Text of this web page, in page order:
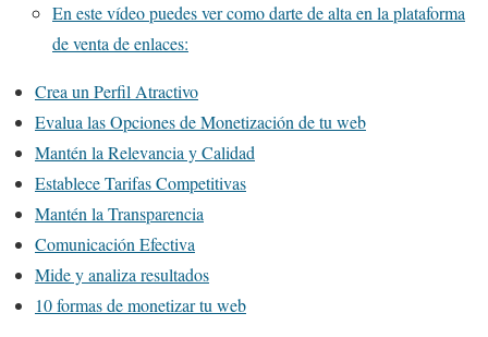
En este vídeo puedes ver como darte de alta en la plataforma
de venta de enlaces:
Crea un Perfil Atractivo
Evalua las Opciones de Monetización de tu web
Mantén la Relevancia y Calidad
Establece Tarifas Competitivas
Mantén la Transparencia
Comunicación Efectiva
Mide y analiza resultados
10 formas de monetizar tu web